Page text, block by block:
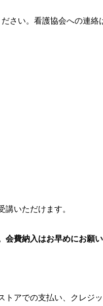
さい。看護協会への連絡
いただけます。
会費納入はお早めにお願
アでの支払い、クレジ